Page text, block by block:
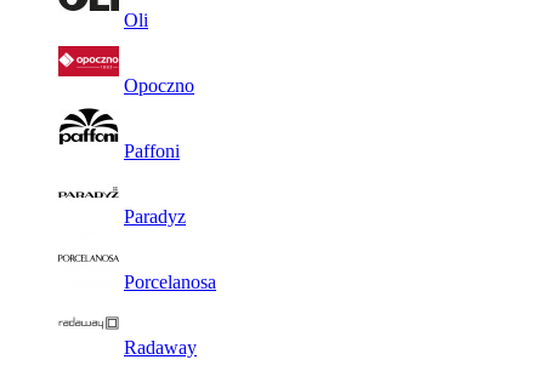
Oli
Opoczno
Paffoni
Paradyz
Porcelanosa
Radaway